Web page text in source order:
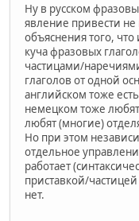
Ну в русском
явление привести не
объяснения того,
куча фразовых
частицами/
глаголов от одной
английском тоже
немецком тоже
любят (многие)
Но при этом
отдельное
работает
приставкой/
нет.